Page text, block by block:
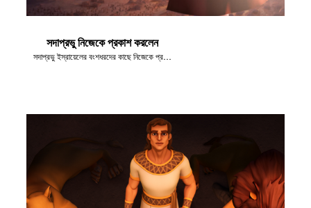
সদাপ্রভু নিজেকে প্রকাশ করলেন
সদাপ্রভু ইস্রায়েলের বংশধরদের কাছে নিজেকে প্রকাশ করলেন